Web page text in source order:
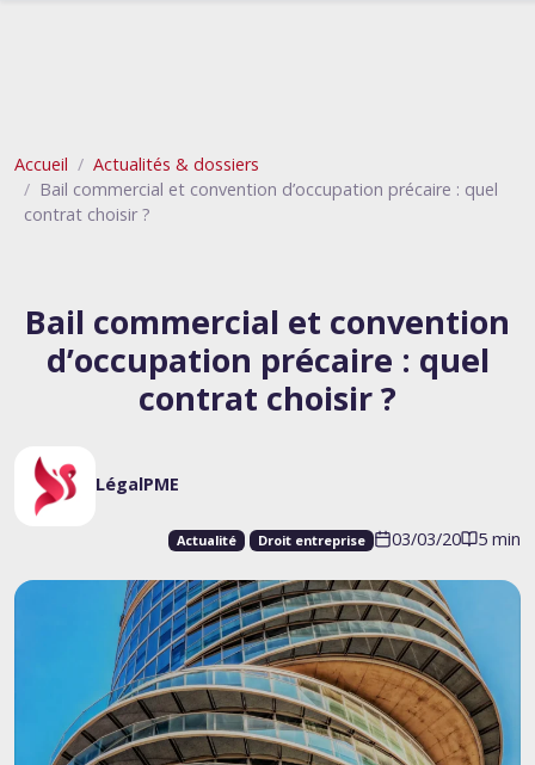
Accueil
Actualités & dossiers
Bail commercial et convention d’occupation précaire : quel
contrat choisir ?
Bail commercial et convention
d’occupation précaire : quel
contrat choisir ?
LégalPME
Actualité Droit entreprise 03/03/20 5 min